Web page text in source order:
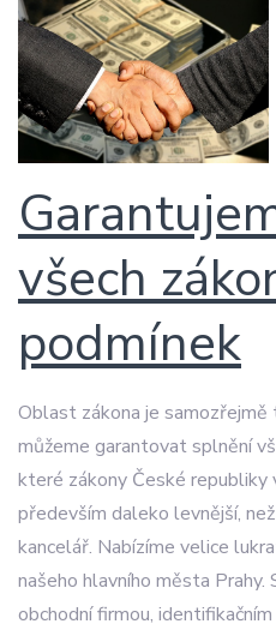
všech
podmínek
Oblast zákona je
můžeme garantovat splnění
které zákony České republiky
především daleko levnější,
kancelář. Nabízíme velice
našeho hlavního města Prahy.
obchodní firmou,